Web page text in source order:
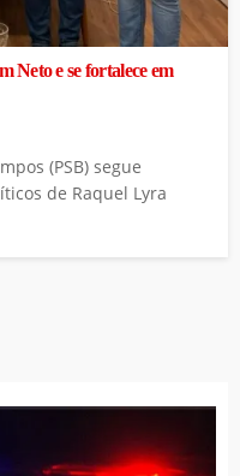
Neto e se fortalece em
(PSB) segue
de Raquel Lyra